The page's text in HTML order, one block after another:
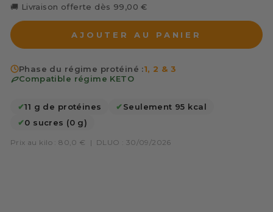
🚚 Livraison offerte dès 99,00 €
AJOUTER AU PANIER
Phase du régime protéiné :1, 2 & 3
Compatible régime KETO
✔11 g de protéines ✔Seulement 95 kcal
✔0 sucres (0 g)
Prix au kilo : 80,0 € | DLUO : 30/09/2026